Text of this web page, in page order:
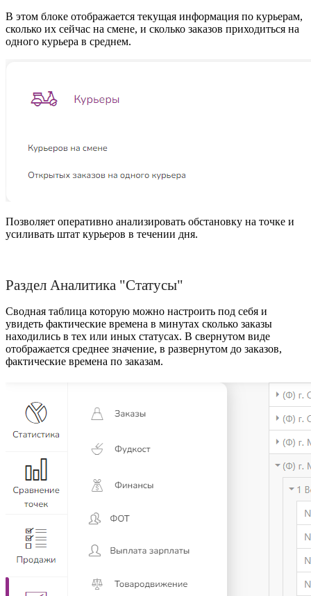
В этом блоке отображается текущая информация по курьерам,
сколько их сейчас на смене, и сколько заказов приходиться на
одного курьера в среднем.
Позволяет оперативно анализировать обстановку на точке и
усиливать штат курьеров в течении дня.
Раздел Аналитика "Статусы"
Сводная таблица которую можно настроить под себя и
увидеть фактические времена в минутах сколько заказы
находились в тех или иных статусах. В свернутом виде
отображается среднее значение, в развернутом до заказов,
фактические времена по заказам.